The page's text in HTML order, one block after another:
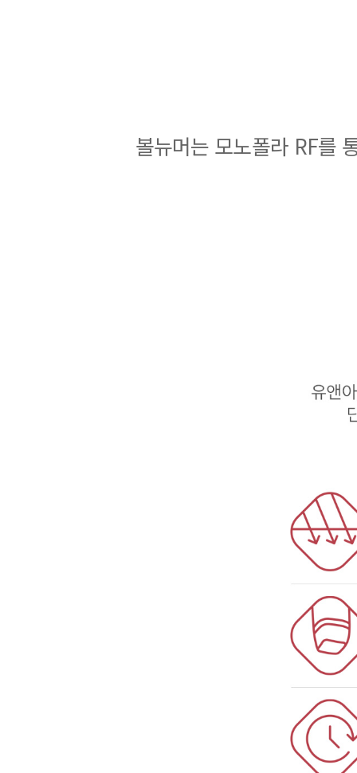
볼뉴머는 모노폴라 RF를